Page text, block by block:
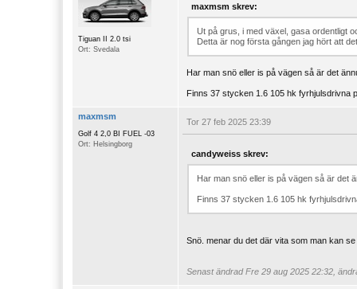
Tiguan II 2.0 tsi
Ort: Svedala
maxmsm skrev:
Ut på grus, i med växel, gasa ordentligt
Detta är nog första gången jag hört att
Har man snö eller is på vägen så är det
Finns 37 stycken 1.6 105 hk fyrhjulsdrivna
maxmsm
Golf 4 2,0 BI FUEL -03
Ort: Helsingborg
Tor 27 feb 2025 23:39
candyweiss skrev:
Har man snö eller is på vägen så är det
Finns 37 stycken 1.6 105 hk
Snö. menar du det där vita som man kan
Senast ändradFre 29 aug 2025 22:32,